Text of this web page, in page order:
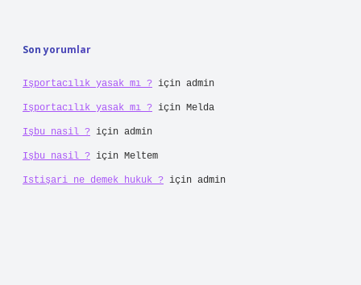
Son yorumlar
Işportacılık yasak mı ? için admin
Işportacılık yasak mı ? için Melda
Işbu nasil ? için admin
Işbu nasil ? için Meltem
Istişari ne demek hukuk ? için admin